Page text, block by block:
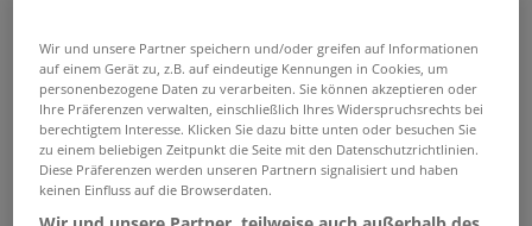
Sachbearbeiter (m/w/d)
Personaladministration
24.07.2026 /MERA Tiernahrung GmbH/
Kevelaer
Wir und unsere Partner speichern und/oder greifen auf Informationen
auf einem Gerät zu, z.B. auf eindeutige Kennungen in Cookies, um
personenbezogene Daten zu verarbeiten. Sie können akzeptieren oder
Ihre Präferenzen verwalten, einschließlich Ihres Widerspruchsrechts bei
berechtigtem Interesse. Klicken Sie dazu bitte unten oder besuchen Sie
zu einem beliebigen Zeitpunkt die Seite mit den Datenschutzrichtlinien.
Diese Präferenzen werden unseren Partnern signalisiert und haben
keinen Einfluss auf die Browserdaten.